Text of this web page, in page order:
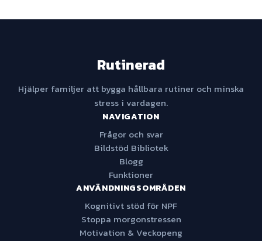
Rutinerad
Hjälper familjer att bygga hållbara rutiner och minska
stress i vardagen.
NAVIGATION
Frågor och svar
Bildstöd Bibliotek
Blogg
Funktioner
ANVÄNDNINGSOMRÅDEN
Kognitivt stöd för NPF
Stoppa morgonstressen
Motivation & Veckopeng